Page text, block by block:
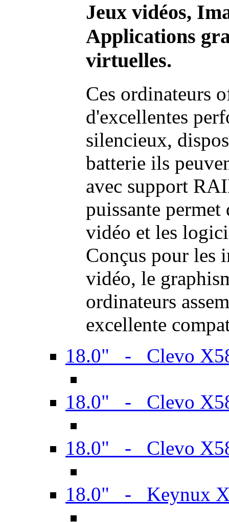
Jeux vidéos,
Applications
virtuelles.
Ces ordinateurs
d'excellentes
silencieux,
batterie ils
avec support
puissante permet
vidéo et les
Conçus pour les
vidéo, le
ordinateurs
excellente
18.0" - Clevo
18.0" - Clevo
18.0" - Clevo
18.0" - Keynux